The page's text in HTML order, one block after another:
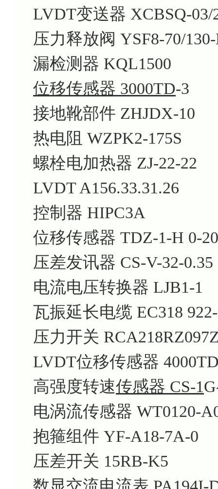
LVDT变送器 XCBSQ-03/
压力释放阀 YSF8-70/
漏检测器 KQL1500
位移传感器 3000TD-3
接地靴部件 ZHJDX-10
热电阻 WZPK2-175S
螺栓电加热器 ZJ-22-22
LVDT A156.33.31.26
控制器 HIPC3A
位移传感器 TDZ-1-H 0-
压差发讯器 CS-V-32-0.35
电流电压转换器 LJB1-1
瓦振延长电缆 EC318
压力开关
LVDT位移传感器
高强度转速传感器 CS-1
电涡流传感器 WT0120-
抱箍组件 YF-A18-7A-0
压差开关 15RB-K5